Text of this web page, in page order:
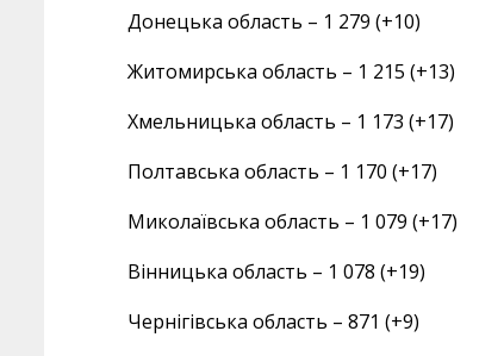
Донецька область – 1 279 (+10)
Житомирська область – 1 215 (+13)
Хмельницька область – 1 173 (+17)
Полтавська область – 1 170 (+17)
Миколаївська область – 1 079 (+17)
Вінницька область – 1 078 (+19)
Чернігівська область – 871 (+9)